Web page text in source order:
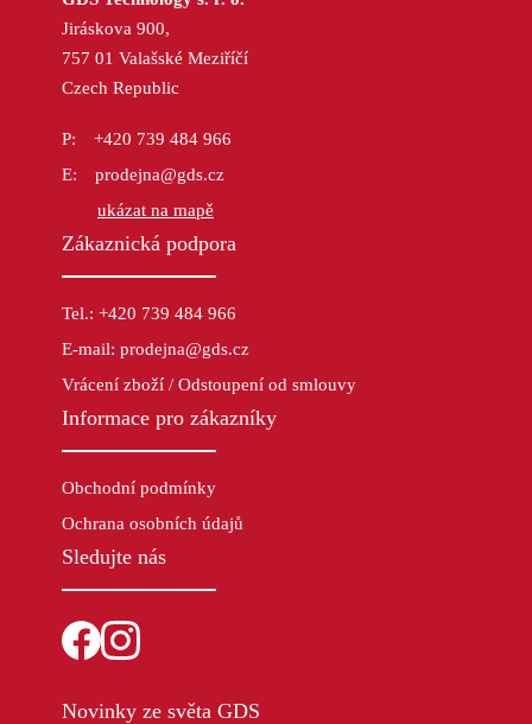
Jiráskova 900,
757 01 Valašské Meziříčí
Czech Republic
+420 739 484 966
prodejna@gds.cz
ukázat na mapě
Zákaznická podpora
Tel.: +420 739 484 966
E-mail: prodejna@gds.cz
Vrácení zboží / Odstoupení od smlouvy
Informace pro zákazníky
Obchodní podmínky
Ochrana osobních údajů
Sledujte nás
Novinky ze světa GDS